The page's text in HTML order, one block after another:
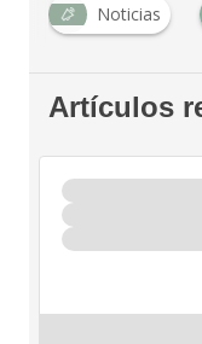
Noticias
Artículos